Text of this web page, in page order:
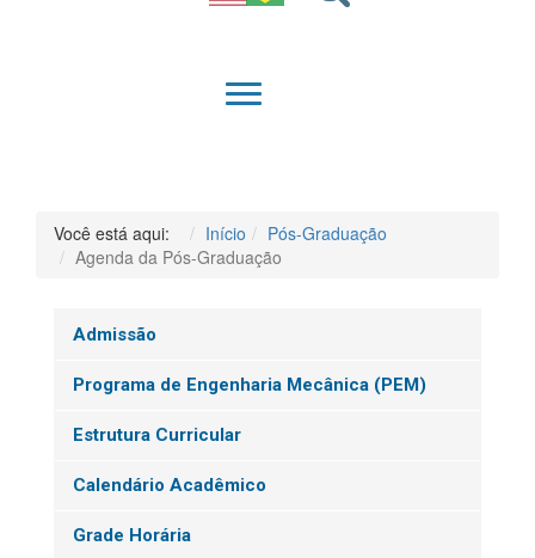
QUEM SOMOS
Você está aqui: Início
Pós-Graduação
Agenda da Pós-Graduação
Admissão
Programa de Engenharia Mecânica (PEM)
Estrutura Curricular
Calendário Acadêmico
Grade Horária